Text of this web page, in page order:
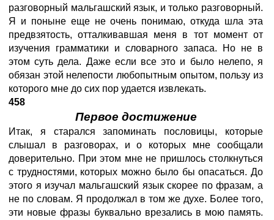
разговорный мальгашский язык, и только разговорный.
Я и поныне еще не очень понимаю, откуда шла эта
предвзятость, отталкивавшая меня в тот момент от
изучения грамматики и словарного запаса. Но не в
этом суть дела. Даже если все это и было нелепо, я
обязан этой нелепости любопытным опытом, пользу из
которого мне до сих пор удается извлекать.
458
Первое достижение
Итак, я старался запоминать пословицы, которые
слышал в разговорах, и о которых мне сообщали
доверительно. При этом мне не пришлось столкнуться
с трудностями, которых можно было бы опасаться. До
этого я изучал мальгашский язык скорее по фразам, а
не по словам. Я продолжал в том же духе. Более того,
эти новые фразы буквально врезались в мою память.